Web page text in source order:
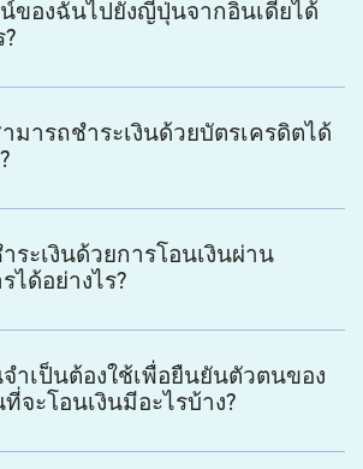
ของฉันไปยังญี่ปุ่นจากอินเดียได้
?
มารถชำระเงินด้วยบัตรเครดิตได้
ระเงินด้วยการโอนเงินผ่าน
ได้อย่างไร?
ำเป็นต้องใช้เพื่อยืนยันตัวตนของ
จะโอนเงินมีอะไรบ้าง?